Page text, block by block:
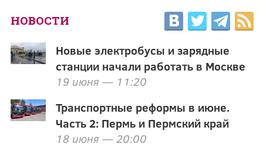
НОВОСТИ
Новые электробусы и зарядные
станции начали работать в Москве
19 июня — 11:20
Транспортные реформы в июне.
Часть 2: Пермь и Пермский край
18 июня — 20:00